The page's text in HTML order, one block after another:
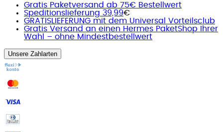
Gratis Paketversand ab 75€ Bestellwert
Speditionslieferung 39,99€
GRATISLIEFERUNG mit dem Universal Vorteilsclub
Gratis Versand an einen Hermes PaketShop Ihrer
Wahl – ohne Mindestbestellwert
Unsere Zahlarten